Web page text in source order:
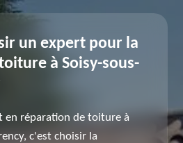
un expert pour la
à Soisy-sous-
en réparation de toiture à
c'est choisir la